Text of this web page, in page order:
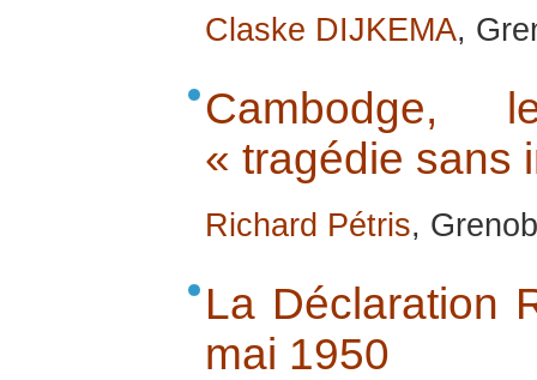
Claske DIJKEMA,
Cambodge,
« tragédie sans
Richard Pétris,
La Déclaration
mai 1950